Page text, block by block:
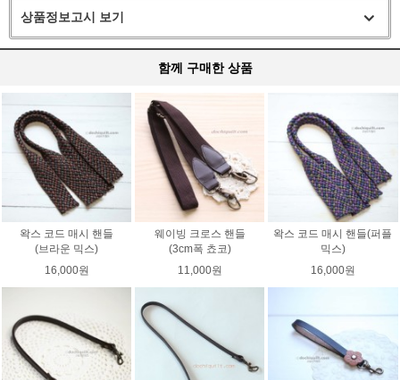
상품정보고시 보기
함께 구매한 상품
왁스 코드 매시 핸들
(브라운 믹스)
16,000원
웨이빙 크로스 핸들
(3cm폭 쵸코)
11,000원
왁스 코드 매시 핸들(퍼플
믹스)
16,000원